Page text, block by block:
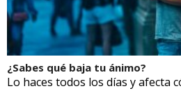
¿Sabes qué baja tu ánimo?
Lo haces todos los días y afecta